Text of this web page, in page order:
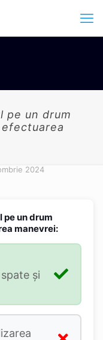
pe un drum
2024
pe un drum
manevrei:
și